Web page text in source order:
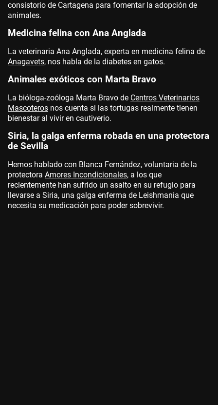
consistorio de Cartagena para fomentar la adopción de
animales.
Medicina felina con Ana Anglada
La veterinaria Ana Anglada, experta en medicina felina de
Anagavets, nos habla de la diabetes en gatos.
Animales exóticos con Marta Bravo
La bióloga-zoóloga Marta Bravo de Centros Veterinarios
Mascoteros nos cuenta si las tortugas realmente tienen
bienestar al vivir en cautiverio.
Siria, la galga enferma robada en una protectora
de Sevilla
Hemos hablado con Blanca Fernández, voluntaria de la
protectora Amores Incondicionales, a los que
recientemente han sufrido un asalto en su refugio para
llevarse a Siria, una galga enferma de Leishmania que
necesita su medicación para poder sobrevivir.